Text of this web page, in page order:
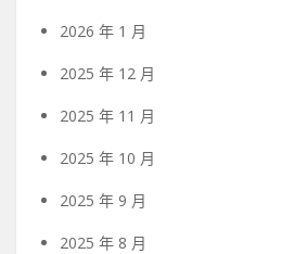
2026 年 1 月
2025 年 12 月
2025 年 11 月
2025 年 10 月
2025 年 9 月
2025 年 8 月